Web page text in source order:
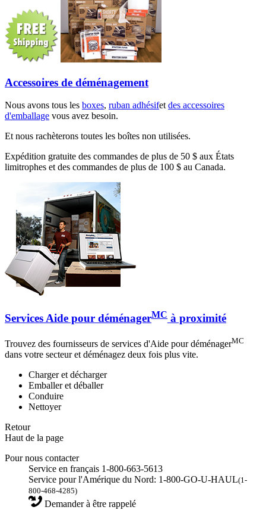
Accessoires de déménagement
Nous avons tous les boxes, ruban adhésifetdes accessoires
d'emballage vous avez besoin.
Et nous rachèterons toutes les boîtes non utilisées.
Expédition gratuite des commandes de plus de 50 $ aux États
limitrophes et des commandes de plus de 100 $ au Canada.
Services Aide pour déménagerMC à proximité
Trouvez des fournisseurs de services d'Aide pour déménagerMC
dans votre secteur et déménagez deux fois plus vite.
Charger et décharger
Emballer et déballer
Conduire
Nettoyer
Retour
Haut de la page
Pour nous contacter
Service en français 1-800-663-5613
Service pour l'Amérique du Nord: 1-800-GO-U-HAUL(1-
800-468-4285)
Demander à être rappelé